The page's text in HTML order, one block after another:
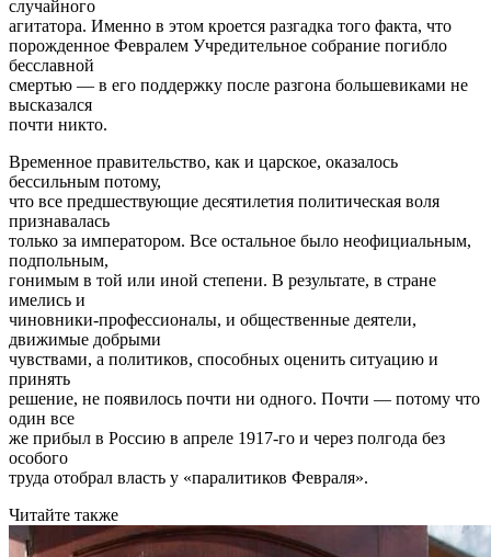
случайного
агитатора. Именно в этом кроется разгадка того факта, что
порожденное Февралем Учредительное собрание погибло
бесславной
смертью — в его поддержку после разгона большевиками не
высказался
почти никто.
Временное правительство, как и царское, оказалось
бессильным потому,
что все предшествующие десятилетия политическая воля
признавалась
только за императором. Все остальное было неофициальным,
подпольным,
гонимым в той или иной степени. В результате, в стране
имелись и
чиновники-профессионалы, и общественные деятели,
движимые добрыми
чувствами, а политиков, способных оценить ситуацию и
принять
решение, не появилось почти ни одного. Почти — потому что
один все
же прибыл в Россию в апреле 1917-го и через полгода без
особого
труда отобрал власть у «паралитиков Февраля».
Читайте также